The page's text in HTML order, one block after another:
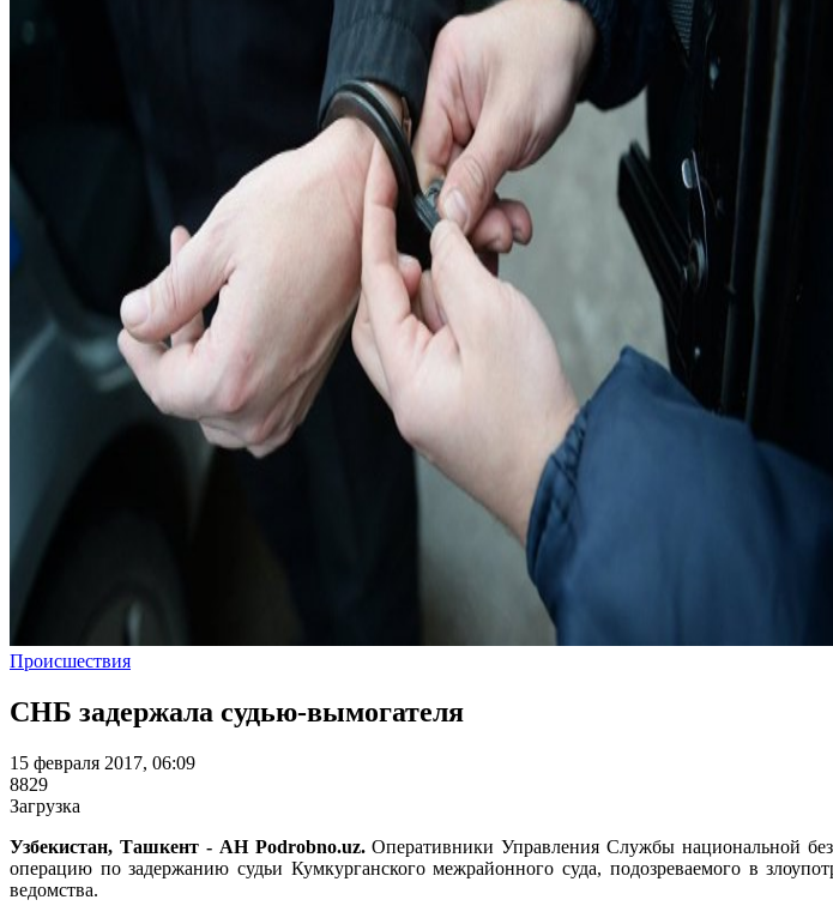
Происшествия
СНБ задержала судью-вымогателя
15 февраля 2017, 06:09
8829
Загрузка
Узбекистан, Ташкент - АН Podrobno.uz.Оперативники Управления Службы национальной
операцию по задержанию судьи Кумкурганского межрайонного суда, подозреваемого в
ведомства.